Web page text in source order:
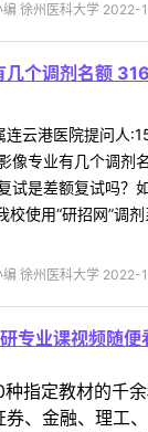
编 徐州医科大学 2022-
个调剂名额
连云港医院提问人
像专业有几个调剂
试是差额复试吗？
校使用“研招网”调
编 徐州医科大学 2022-
专业课视频随
指定教材的千
、金融、理工